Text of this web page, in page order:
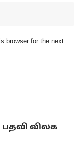
browser for the next
பதவி விலக